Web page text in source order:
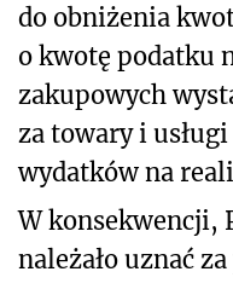
do obniżenia
o kwotę podatku
zakupowych
za towary i
wydatków na
W konsekwencji,
należało uznać